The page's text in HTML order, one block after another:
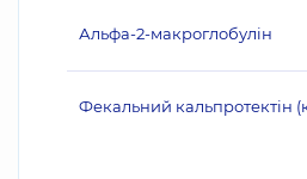
Альфа-2-макроглобулін
Фекальний кальпротектін